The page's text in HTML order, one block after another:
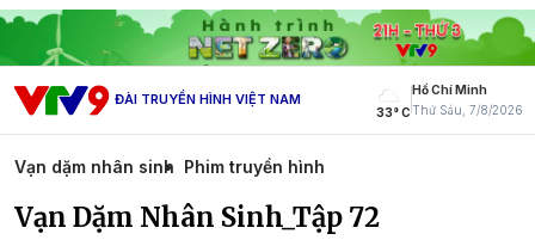
ĐÀI TRUYỀN HÌNH VIỆT NAM
33° C
Hồ Chí Minh
Thứ Sáu, 7/8/2026
Vạn dặm nhân sinh Phim truyền hình
Vạn Dặm Nhân Sinh_Tập 72